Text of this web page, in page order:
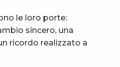
le loro porte:
sincero, una
ricordo realizzato a